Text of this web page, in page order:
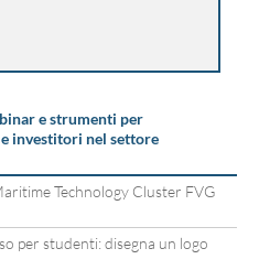
e strumenti per
investitori nel settore
Technology Cluster FVG
per studenti: disegna un logo